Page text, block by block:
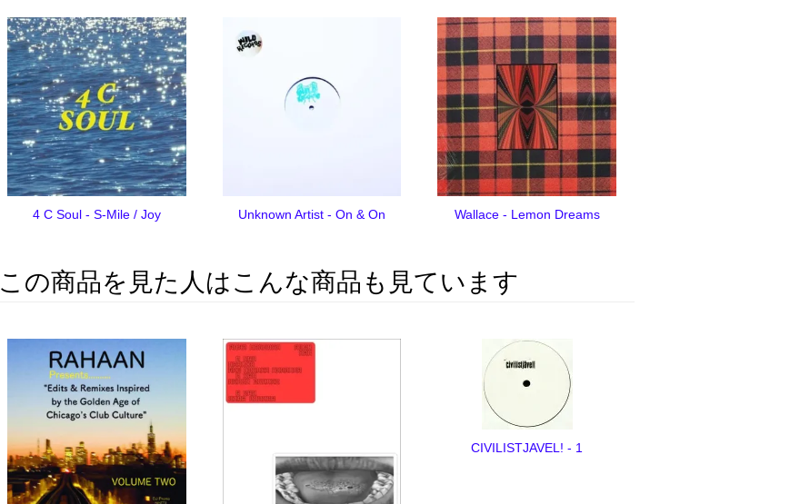
4 C Soul - S-Mile / Joy Unknown Artist - On & On Wallace - Lemon Dreams
この商品を見た人はこんな商品も見ています
CIVILISTJAVEL! - 1